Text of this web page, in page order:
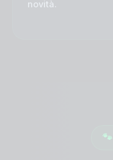
novità.
🐾